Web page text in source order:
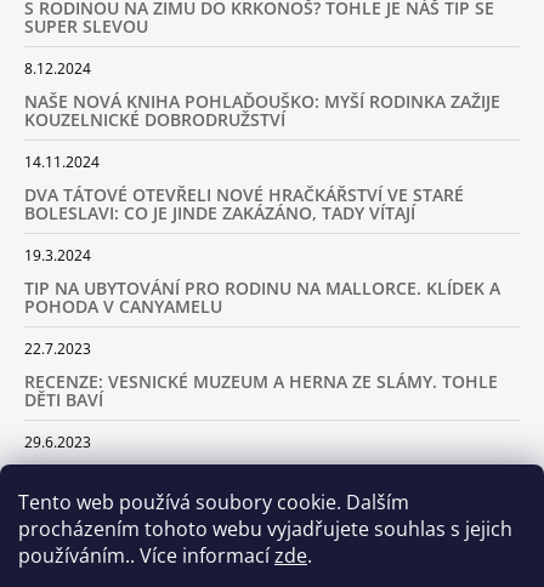
Tento web používá soubory cookie. Dalším
procházením tohoto webu vyjadřujete souhlas s jejich
používáním.. Více informacízde.
S RODINOU NA ZIMU DO KRKONOŠ? TOHLE JE NÁŠ TIP SE
SUPER SLEVOU
8.12.2024
NAŠE NOVÁ KNIHA POHLAĎOUŠKO: MYŠÍ RODINKA ZAŽIJE
KOUZELNICKÉ DOBRODRUŽSTVÍ
14.11.2024
DVA TÁTOVÉ OTEVŘELI NOVÉ HRAČKÁŘSTVÍ VE STARÉ
BOLESLAVI: CO JE JINDE ZAKÁZÁNO, TADY VÍTAJÍ
19.3.2024
TIP NA UBYTOVÁNÍ PRO RODINU NA MALLORCE. KLÍDEK A
POHODA V CANYAMELU
22.7.2023
RECENZE: VESNICKÉ MUZEUM A HERNA ZE SLÁMY. TOHLE
DĚTI BAVÍ
29.6.2023
KOLIK VÁS TO BUDE STÁT
18.2.2023